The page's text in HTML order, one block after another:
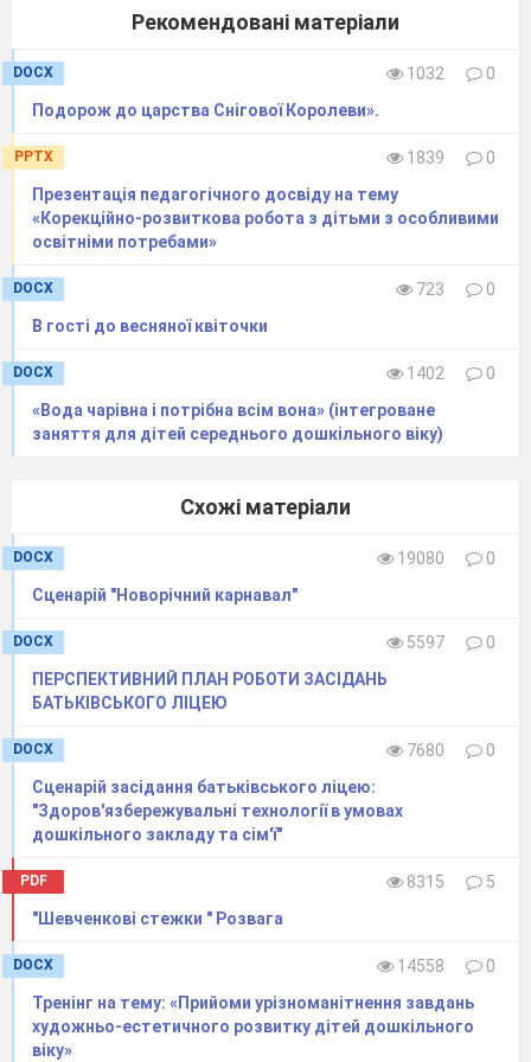
адже, поняття етики та естетики в
педагогічному процесі тісно
взаємопов'язані.
Дійсно, не можна навчити
дитину
правди,
добра,
без формування у нього
понять «гарне» і «негарне», «справжнє» і
можна навчити його прагнути до захисту
правди, добра, чи не сформувавши в нього
емоційний протест проти зла і брехні ,
вміння цінувати прекрасне й добре в природі
і людях.
Одним з головних засобів морального
«підручник життя» людини.
невід'ємним елементом у вихованні дітей.
Вона доступною мовою вчить
дітей
життя,
розповідає про добро і
зло.
ніж прісну
дорослу
мову. Тому якщо дорослі хочуть
допомогти пояснити щось дитині,
підтримати його, доведеться згадати мову
дитинства - казку. Читаючи і розповідаючи
казки, дорослі
розвивають внутрішній світ дитини. Діти,
яким
з раннього дитинства
читалися
казки,
швидше починають
говорити, правильно висловлювати свої
Рекомендовані матеріали
DOCX 1032
0
Подорож до царства Снігової Королеви».
PPTX 1839
0
Презентація педагогічного досвіду на тему
«Корекційно-розвиткова робота з дітьми з особливими
освітніми потребами»
DOCX 723
0
В гості до весняної квіточки
DOCX 1402
0
«Вода чарівна і потрібна всім вона» (інтегроване
заняття для дітей середнього дошкільного віку)
Схожі матеріали
DOCX 19080
0
Сценарій "Новорічний карнавал"
DOCX 5597
0
ПЕРСПЕКТИВНИЙ ПЛАН РОБОТИ ЗАСІДАНЬ
БАТЬКІВСЬКОГО ЛІЦЕЮ
DOCX 7680
0
Сценарій засідання батьківського ліцею:
"Здоров'язбережувальні технології в умовах
дошкільного закладу та сім'ї"
PDF 8315
5
"Шевченкові стежки " Розвага
DOCX 14558
0
Тренінг на тему: «Прийоми урізноманітнення завдань
художньо-естетичного розвитку дітей дошкільного
віку»